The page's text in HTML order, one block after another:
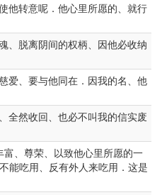
他转意呢．他心里所愿的、就行
、脱离阴间的权柄、因他必收纳
爱、要与他同在．因我的名、他
全然收回、也必不叫我的信实废
、尊荣、以致他心里所愿的一
能吃用、反有外人来吃用．这是